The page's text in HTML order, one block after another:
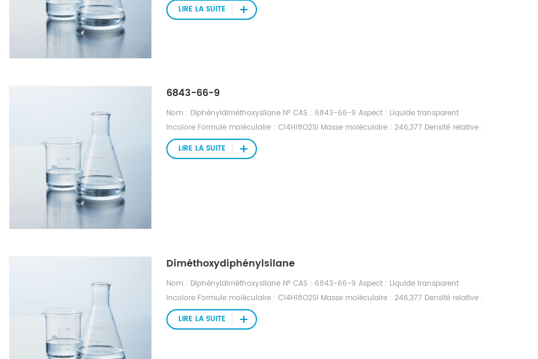
LIRE LA SUITE
6843-66-9
Nom : Diphényldiméthoxysilane N° CAS : 6843-66-9 Aspect : Liquide transparent
incolore Formule moléculaire : C14H18O2Si Masse moléculaire : 246,377 Densité relative :
1,08 Masse moléculaire : 244,36 Point d'éclair : 121°C Point de fusion : Aucune donnée
disponible Point d'ébullition : 286° C Indice de réfraction nD20 : 1,5447
LIRE LA SUITE
Diméthoxydiphénylsilane
Nom : Diphényldiméthoxysilane N° CAS : 6843-66-9 Aspect : Liquide transparent
incolore Formule moléculaire : C14H18O2Si Masse moléculaire : 246,377 Densité relative :
1,08 Masse moléculaire : 244,36 Point d'éclair : 121°C Point de fusion : Aucune donnée
disponible Point d'ébullition : 286° C Indice de réfraction nD20 : 1,5447
LIRE LA SUITE